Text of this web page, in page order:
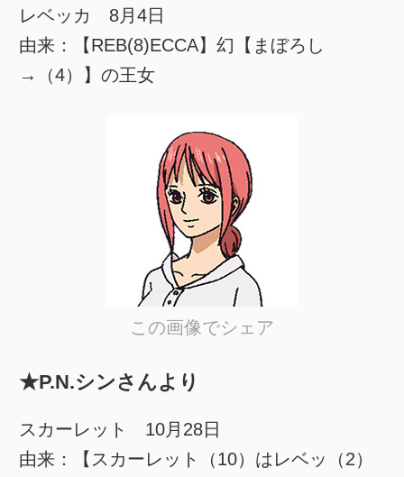
レベッカ 8月4日
由来：【REB(8)ECCA】幻【まぼろし
→（4）】の王女
この画像でシェア
★P.N.シンさんより
スカーレット 10月28日
由来：【スカーレット（10）はレベッ（2）